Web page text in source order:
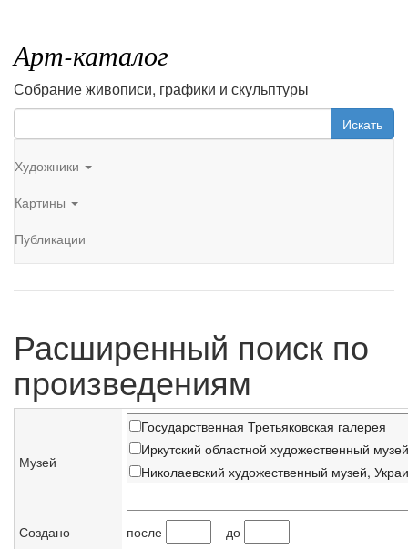
Арт-каталог
Собрание живописи, графики и скульптуры
Искать
Художники
Картины
Публикации
Расширенный поиск по
произведениям
Музей
Государственная Третьяковская галерея
Иркутский областной художественный музей
Николаевский художественный музей,
Создано после до